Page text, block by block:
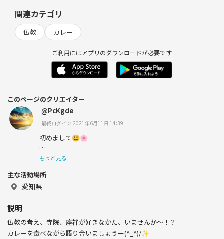
関連カテゴリ
仏教 カレー
ご利用にはアプリのダウンロードが必要です
このページのクリエイター
@PcKgde
最終ログイン:2021年6月11日 14:39
初めまして😃🌸
いろんな人に出会いたいと思ってサークルたてました！
宜しくお願いします😊
もっと見る
主な活動場所
愛知県
説明
仏教の考え、寺院、座禅が好きなかた、いませんか～！？
カレーを食べながら語り合いましょうー(^_^)/✨